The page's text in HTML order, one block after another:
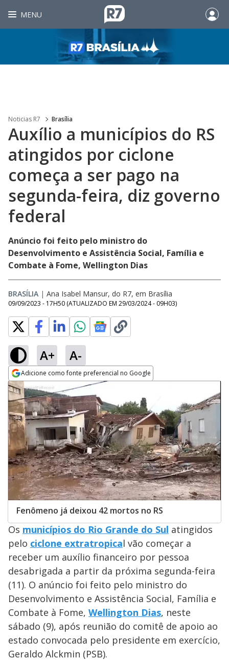
MENU
Noticias R7 Brasília
Auxílio a municípios do RS
atingidos por ciclone
começa a ser pago na
segunda-feira, diz governo
federal
Anúncio foi feito pelo ministro do
Desenvolvimento e Assistência Social, Família e
Combate à Fome, Wellington Dias
BRASÍLIA | Ana Isabel Mansur, do R7, em Brasília
09/09/2023 - 17H50 (ATUALIZADO EM 29/03/2024 - 09H03)
A+ A-
Adicione como fonte preferencial no Google
Opens in new window
Fenômeno já deixou 42 mortos no RS
Os municípios do Rio Grande do Sul atingidos
pelo ciclone extratropical vão começar a
receber um auxílio financeiro por pessoa
desabrigada a partir da próxima segunda-feira
(11). O anúncio foi feito pelo ministro do
Desenvolvimento e Assistência Social, Família e
Combate à Fome, Wellington Dias, neste
sábado (9), após reunião do comitê de apoio ao
estado convocada pelo presidente em exercício,
Geraldo Alckmin (PSB).